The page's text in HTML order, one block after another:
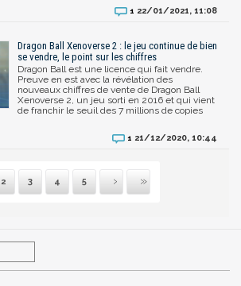
1 22/01/2021, 11:08
Dragon Ball Xenoverse 2 : le jeu continue de bien
se vendre, le point sur les chiffres
Dragon Ball est une licence qui fait vendre.
Preuve en est avec la révélation des
nouveaux chiffres de vente de Dragon Ball
Xenoverse 2, un jeu sorti en 2016 et qui vient
de franchir le seuil des 7 millions de copies
1 21/12/2020, 10:44
2 3 4 5
Suivante
Dernière